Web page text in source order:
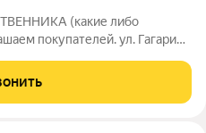
(какие либо
покупателей. ул. Гагарина
возврат инвестиции. Пишите,
все